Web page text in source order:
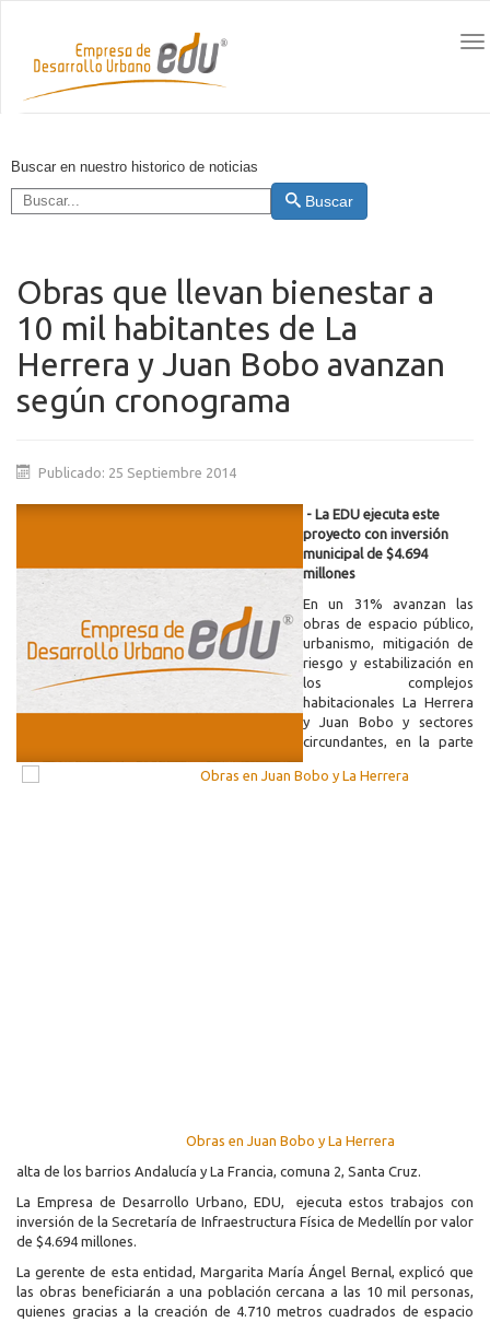
Buscar en nuestro historico de noticias
Buscar
Obras que llevan bienestar a
10 mil habitantes de La
Herrera y Juan Bobo avanzan
según cronograma
Publicado: 25 Septiembre 2014
- La EDU ejecuta este
proyecto con inversión
municipal de $4.694
millones
Obras en Juan Bobo y La Herrera
En un 31% avanzan las
obras de espacio público,
urbanismo, mitigación de
riesgo y estabilización en
los complejos
habitacionales La Herrera
y Juan Bobo y sectores
circundantes, en la parte
alta de los barrios Andalucía y La Francia, comuna 2, Santa Cruz.
La Empresa de Desarrollo Urbano, EDU, ejecuta estos trabajos con
inversión de la Secretaría de Infraestructura Física de Medellín por valor
de $4.694 millones.
La gerente de esta entidad, Margarita María Ángel Bernal, explicó que
las obras beneficiarán a una población cercana a las 10 mil personas,
quienes gracias a la creación de 4.710 metros cuadrados de espacio